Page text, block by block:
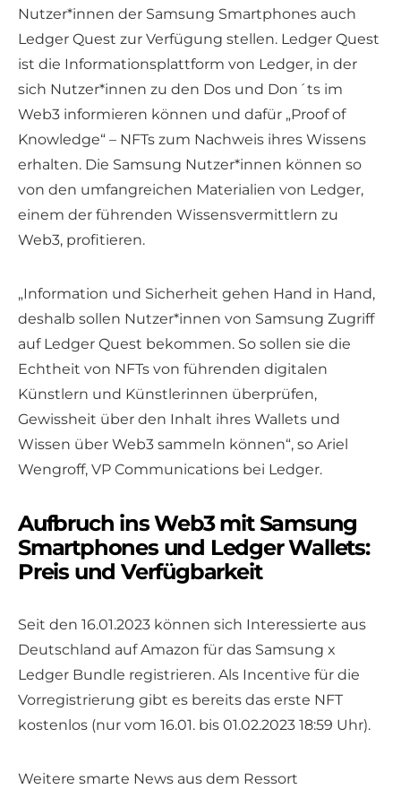
Nutzer*innen der Samsung Smartphones auch
Ledger Quest zur Verfügung stellen. Ledger Quest
ist die Informationsplattform von Ledger, in der
sich Nutzer*innen zu den Dos und Don´ts im
Web3 informieren können und dafür „Proof of
Knowledge“ – NFTs zum Nachweis ihres Wissens
erhalten. Die Samsung Nutzer*innen können so
von den umfangreichen Materialien von Ledger,
einem der führenden Wissensvermittlern zu
Web3, profitieren.
„Information und Sicherheit gehen Hand in Hand,
deshalb sollen Nutzer*innen von Samsung Zugriff
auf Ledger Quest bekommen. So sollen sie die
Echtheit von NFTs von führenden digitalen
Künstlern und Künstlerinnen überprüfen,
Gewissheit über den Inhalt ihres Wallets und
Wissen über Web3 sammeln können“, so Ariel
Wengroff, VP Communications bei Ledger.
Aufbruch ins Web3 mit Samsung
Smartphones und Ledger Wallets:
Preis und Verfügbarkeit
Seit den 16.01.2023 können sich Interessierte aus
Deutschland auf Amazon für das Samsung x
Ledger Bundle registrieren. Als Incentive für die
Vorregistrierung gibt es bereits das erste NFT
kostenlos (nur vom 16.01. bis 01.02.2023 18:59 Uhr).
Weitere smarte News aus dem Ressort